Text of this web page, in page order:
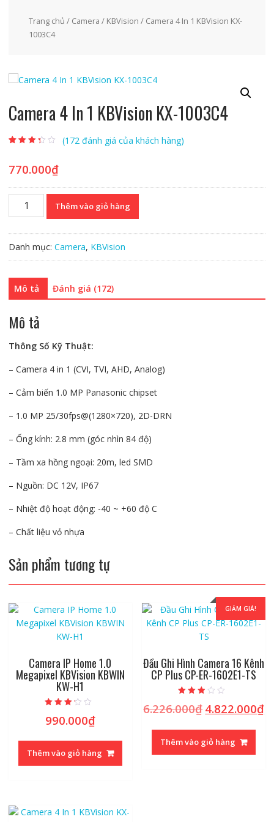
Trang chủ / Camera / KBVision / Camera 4 In 1 KBVision KX-
1003C4
Camera 4 In 1 KBVision KX-1003C4
trên đánh
giá
(172 đánh giá của khách hàng)
770.000₫
Camera
KBVision
1003C4
số
Thêm vào giỏ hàng
Danh mục: Camera, KBVision
Mô tả Đánh giá (172)
Mô tả
Thông Số Kỹ Thuật:
– Camera 4 in 1 (CVI, TVI, AHD, Analog)
– Cảm biến 1.0 MP Panasonic chipset
– 1.0 MP 25/30fps@(1280×720), 2D-DRN
– Ống kính: 2.8 mm (góc nhìn 84 độ)
– Tầm xa hồng ngoại: 20m, led SMD
– Nguồn: DC 12V, IP67
– Nhiệt độ hoạt động: -40 ~ +60 độ C
– Chất liệu vỏ nhựa
Sản phẩm tương tự
Camera IP Home 1.0
Megapixel KBVision KBWIN
KW-H1
hạng
3.00
990.000₫
Thêm vào giỏ hàng
GIẢM GIÁ!
Đầu Ghi Hình Camera 16 Kênh
CP Plus CP-ER-1602E1-TS
xếp
hạng
5 sao
6.226.000₫ Giá
là:
6.226.000₫.
4.822.000₫
Thêm vào giỏ hàng